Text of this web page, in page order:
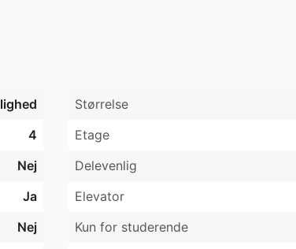
1.
Størrelse
4 Etage
Nej Delevenlig
Ja Elevator
Nej Kun for studerende